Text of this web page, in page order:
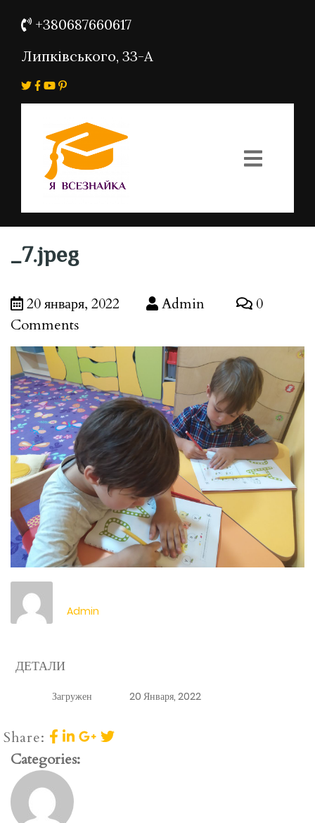
+380687660617
Липківського, 33-А
_7.jpeg
20 января, 2022 Admin
0
Comments
Admin
ДЕТАЛИ
Загружен 20 Января, 2022
Share:
Categories: